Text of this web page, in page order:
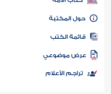
كتاب الأمة
المكتبة
الكتب
موضوعي